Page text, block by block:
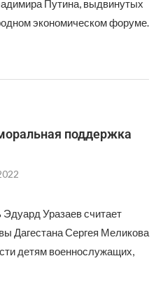
Путина, выдвинутых
экономическом форуме.
поддержка
Уразаев считает
Дагестана Сергея Меликова
детям военнослужащих,